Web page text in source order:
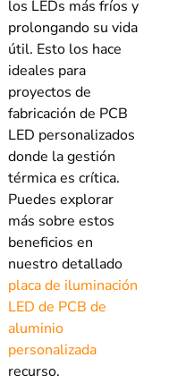
los LEDs más fríos y
prolongando su vida
útil. Esto los hace
ideales para
proyectos de
fabricación de PCB
LED personalizados
donde la gestión
térmica es crítica.
Puedes explorar
más sobre estos
beneficios en
nuestro detallado
placa de iluminación
LED de PCB de
aluminio
personalizada
recurso.